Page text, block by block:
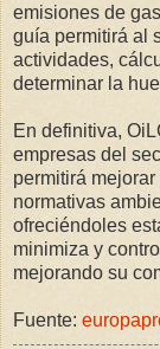
emisiones de
guía permitirá al
actividades,
determinar la
En definitiva,
empresas del
permitirá
normativas
ofreciéndoles
minimiza y
mejorando su
Fuente: